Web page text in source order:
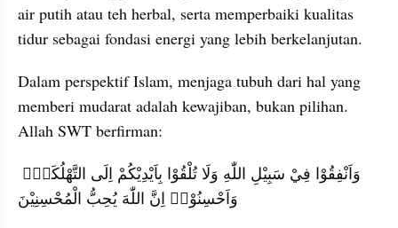
air putih atau teh herbal, serta memperbaiki kualitas
tidur sebagai fondasi energi yang lebih berkelanjutan.
Dalam perspektif Islam, menjaga tubuh dari hal yang
memberi mudarat adalah kewajiban, bukan pilihan.
Allah SWT berfirman:
وَاَحْسِنُوْاۛ اِنَّ اللّٰهَ يُحِبُّ الْمُحْسِنِيْنَ